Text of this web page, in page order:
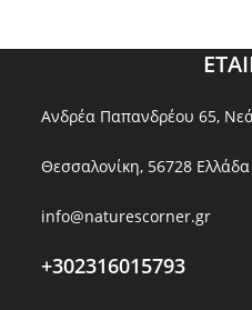
Ανδρέα Παπανδρέου 65,
Θεσσαλονίκη, 56728 Ελλάδα
info@naturescorner.gr
+302316015793